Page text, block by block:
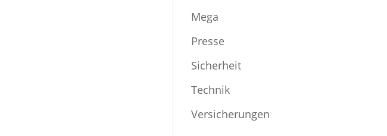
Mega
Presse
Sicherheit
Technik
Versicherungen